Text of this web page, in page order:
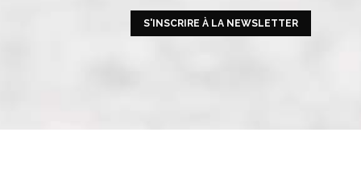
S'INSCRIRE À LA NEWSLETTER